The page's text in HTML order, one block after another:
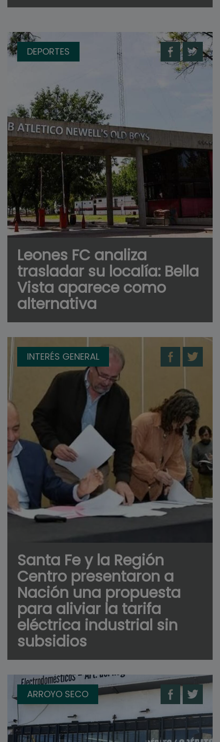
DEPORTES
Leones FC analiza
trasladar su localía: Bella
Vista aparece como
alternativa
INTERÉS GENERAL
Santa Fe y la Región
Centro presentaron a
Nación una propuesta
para aliviar la tarifa
eléctrica industrial sin
subsidios
ARROYO SECO